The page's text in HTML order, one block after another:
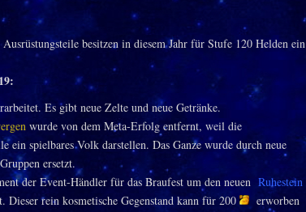
besitzen in diesem Jahr für Stufe 120 Helden ein
Es gibt neue Zelte und neue Getränke.
wurde von dem Meta-Erfolg entfernt, weil die
ein spielbares Volk darstellen. Das Ganze wurde durch neue
ersetzt.
der Event-Händler für das Braufest um den neuen Ruhestein
Dieser rein kosmetische Gegenstand kann für 200
erworben